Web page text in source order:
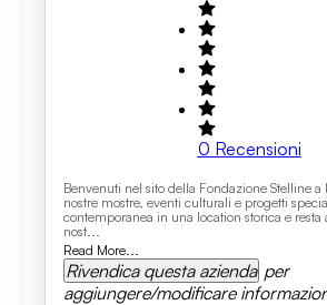
0 Recensioni
Benvenuti nel sito della Fondazione Stelline
nostre mostre, eventi culturali e progetti
contemporanea in una location storica e resta
nost...
Read More...
Rivendica questa azienda per
aggiungere/modificare